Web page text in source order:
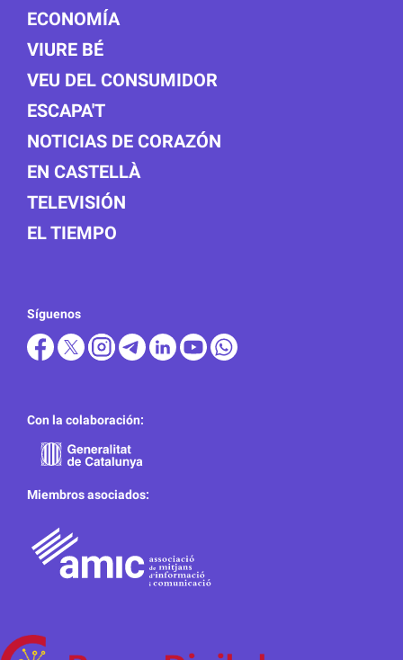
ECONOMÍA
VIURE BÉ
VEU DEL CONSUMIDOR
ESCAPA'T
NOTICIAS DE CORAZÓN
EN CASTELLÀ
TELEVISIÓN
EL TIEMPO
Síguenos
Con la colaboración:
Miembros asociados: